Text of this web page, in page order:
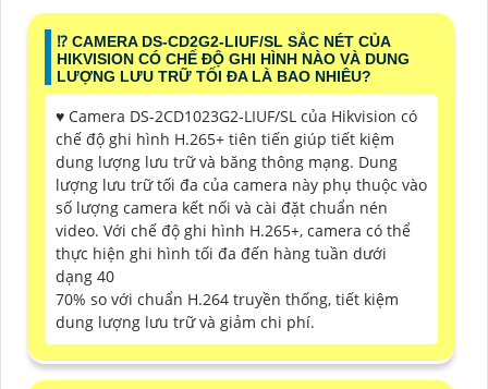
⁉️ CAMERA DS-CD2G2-LIUF/SL SẮC NÉT CỦA
HIKVISION CÓ CHẾ ĐỘ GHI HÌNH NÀO VÀ DUNG
LƯỢNG LƯU TRỮ TỐI ĐA LÀ BAO NHIÊU?
♥️ Camera DS-2CD1023G2-LIUF/SL của Hikvision có
chế độ ghi hình H.265+ tiên tiến giúp tiết kiệm
dung lượng lưu trữ và băng thông mạng. Dung
lượng lưu trữ tối đa của camera này phụ thuộc vào
số lượng camera kết nối và cài đặt chuẩn nén
video. Với chế độ ghi hình H.265+, camera có thể
thực hiện ghi hình tối đa đến hàng tuần dưới
dạng 40
70% so với chuẩn H.264 truyền thống, tiết kiệm
dung lượng lưu trữ và giảm chi phí.